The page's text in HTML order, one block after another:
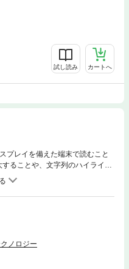
試し読み カートへ
プレイを備えた端末で読むこと
ることや、文字列のハイライ
使用できません。※この電子書
固定レイアウトです。これから
離散数学の知見をわかりやすく
って研究の第一線にある著者
在、AI、ICTの活用は全分野で
のようなものであり、何が実現
本書は離散数学の中でも、現
ノロジー